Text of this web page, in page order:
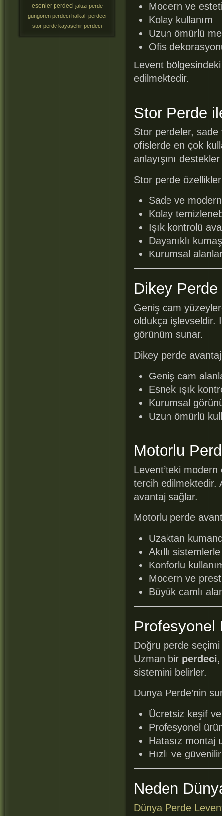
Modern ve
Kolay kullanım
Uzun ömürlü
Ofis
Levent
edilmektedir.
Stor Perde
Stor perdeler,
ofislerde en çok
anlayışını
Stor perde
Sade ve
Kolay
Işık kontrolü
Dayanıklı
Kurumsal
Dikey
Geniş cam
oldukça işlevseldir.
görünüm sunar.
Dikey perde
Geniş cam
Esnek ışık
Kurumsal
Uzun ömürlü
Motorlu
Levent’teki
tercih edilmektedir.
avantaj sağlar.
Motorlu perde
Uzaktan
Akıllı
Konforlu
Modern ve
Büyük camlı
Profesyonel
Doğru perde
Uzman bir perdeci
sistemini belirler.
Dünya Perde’nin
Ücretsiz keşif
Profesyonel
Hatasız montaj
Hızlı ve
Neden
Dünya Perde
esenler perdeci jaluzi perde
güngören perdeci halkalı perdeci
stor perde kayaşehir perdeci